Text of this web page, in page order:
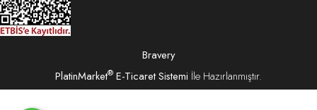
Bravery
PlatinMarket® E-Ticaret Sistemi İle Hazırlanmıştır.